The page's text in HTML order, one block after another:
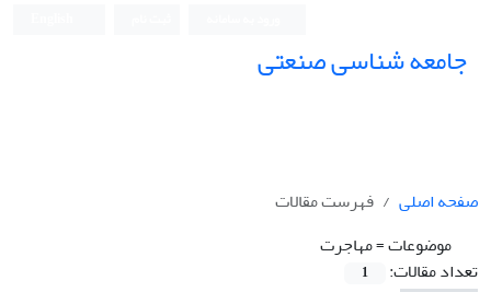
جامعه شناسی صنعتی
صفحه اصلی
فهرست مقالات
موضوعات =مهاجرت
تعداد مقالات:
1